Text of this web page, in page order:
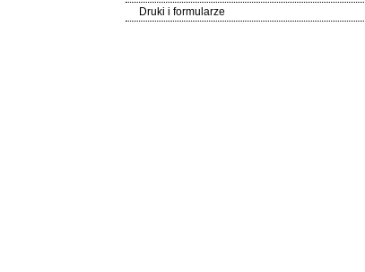
Druki i formularze